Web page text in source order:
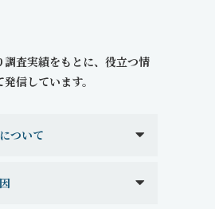
調査実績をもとに、役立つ情
信しています。
ついて